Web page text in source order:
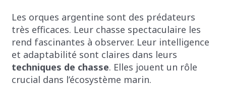
Les orques argentine sont des prédateurs
très efficaces. Leur chasse spectaculaire les
rend fascinantes à observer. Leur intelligence
et adaptabilité sont claires dans leurs
techniques de chasse. Elles jouent un rôle
crucial dans l’écosystème marin.